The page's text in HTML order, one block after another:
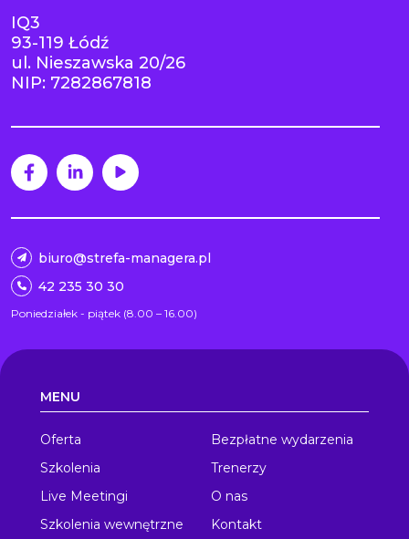
IQ3
93-119 Łódź
ul. Nieszawska 20/26
NIP: 7282867818
biuro@strefa-managera.pl
42 235 30 30
Poniedziałek - piątek (8.00 – 16.00)
MENU
Oferta
Szkolenia
Live Meetingi
Szkolenia wewnętrzne
Bezpłatne wydarzenia
Trenerzy
O nas
Kontakt